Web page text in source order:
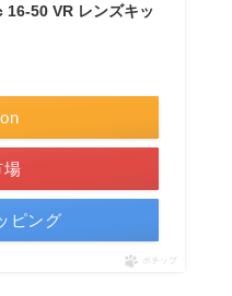
50 VR レンズキッ
場
ピング
ポチップ